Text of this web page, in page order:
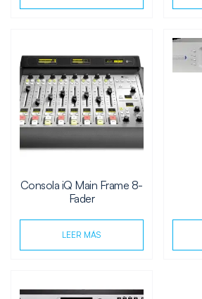
Consola iQ Main Frame 8-
Fader
LEER MÁS